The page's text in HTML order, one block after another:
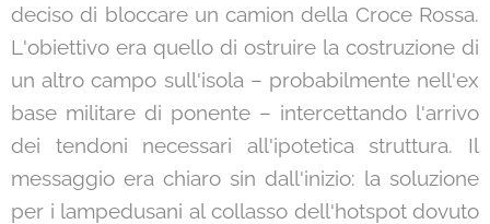
deciso di bloccare un camion della Croce Rossa.
L'obiettivo era quello di ostruire la costruzione di
un altro campo sull'isola – probabilmente nell'ex
base militare di ponente – intercettando l'arrivo
dei tendoni necessari all'ipotetica struttura. Il
messaggio era chiaro sin dall'inizio: la soluzione
per i lampedusani al collasso dell'hotspot dovuto